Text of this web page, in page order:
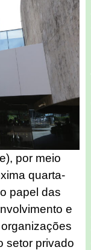
por meio
quarta-
papel das
e
setor privado